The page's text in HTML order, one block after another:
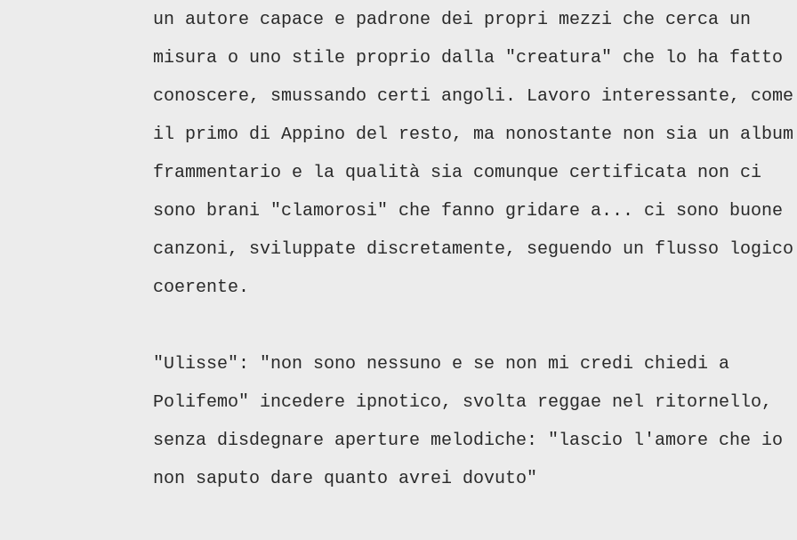
un autore capace e padrone dei propri mezzi che cerca un
misura o uno stile proprio dalla "creatura" che lo ha fatto
conoscere, smussando certi angoli. Lavoro interessante, come
il primo di Appino del resto, ma nonostante non sia un album
frammentario e la qualità sia comunque certificata non ci
sono brani "clamorosi" che fanno gridare a... ci sono buone
canzoni, sviluppate discretamente, seguendo un flusso logico
coerente.
"Ulisse": "non sono nessuno e se non mi credi chiedi a
Polifemo" incedere ipnotico, svolta reggae nel ritornello,
senza disdegnare aperture melodiche: "lascio l'amore che io
non saputo dare quanto avrei dovuto"